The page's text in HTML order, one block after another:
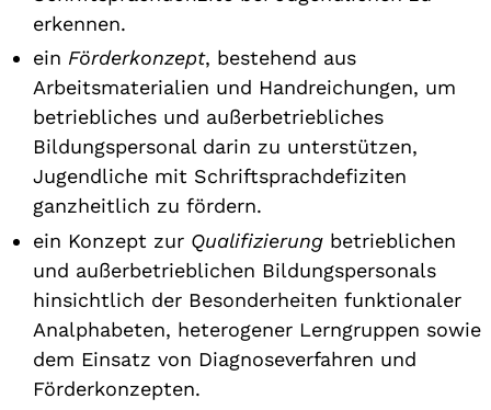
erkennen.
ein Förderkonzept, bestehend aus
Arbeitsmaterialien und Handreichungen, um
betriebliches und außerbetriebliches
Bildungspersonal darin zu unterstützen,
Jugendliche mit Schriftsprachdefiziten
ganzheitlich zu fördern.
ein Konzept zur Qualifizierung betrieblichen
und außerbetrieblichen Bildungspersonals
hinsichtlich der Besonderheiten funktionaler
Analphabeten, heterogener Lerngruppen sowie
dem Einsatz von Diagnoseverfahren und
Förderkonzepten.